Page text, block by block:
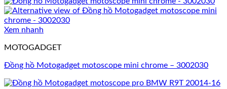
Xem nhanh
MOTOGADGET
Đồng hồ Motogadget motoscope mini chrome – 3002030